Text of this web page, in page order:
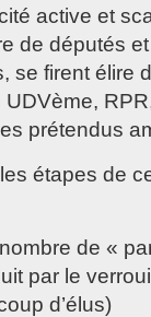
active et
de députés
se firent élire
prétendus
étapes de
de «
par le
d’élus)